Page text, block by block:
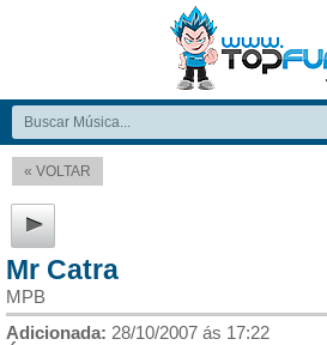
« VOLTAR
Mr Catra
MPB
Adicionada: 28/10/2007 ás 17:22